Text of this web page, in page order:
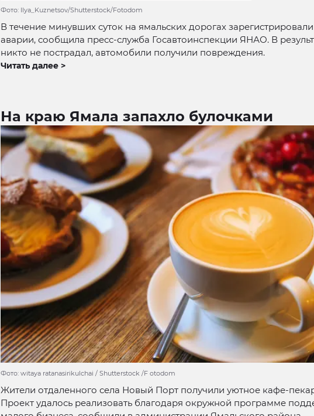
Фото: Ilya_Kuznetsov/Shutterstock/Fotodom
В течение минувших суток на ямальских дорогах
аварии, сообщила пресс-служба Госавтоинспекции ЯНАО. В
никто не пострадал, автомобили получили повреждения.
Читать далее >
На краю Ямала запахло булочками
Фото: witaya ratanasirikulchai / Shutterstock /F otodom
Жители отдаленного села Новый Порт получили уютное кафе-
Проект удалось реализовать благодаря окружной программе